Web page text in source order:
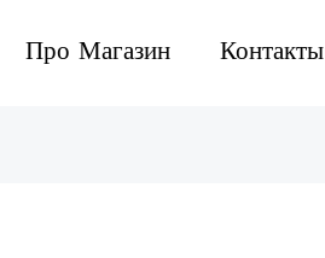
Про Магазин Контакты